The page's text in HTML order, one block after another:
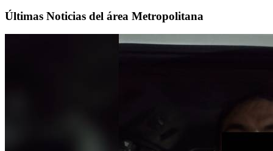
Últimas Noticias del área Metropolitana